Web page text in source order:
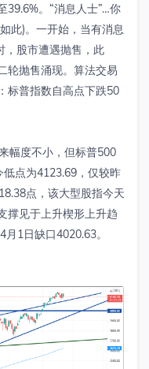
39.6%。“消息人士”…你
此)。一开始，当有消息
，股市遭遇抛售，此
轮抛售涌现。算法交易
标普指数自高点下跌50
幅度不小，但标普500
点为4123.69，仅较昨
点，该大型股指今天
撑见于上升楔形上升趋
1日缺口4020.63。